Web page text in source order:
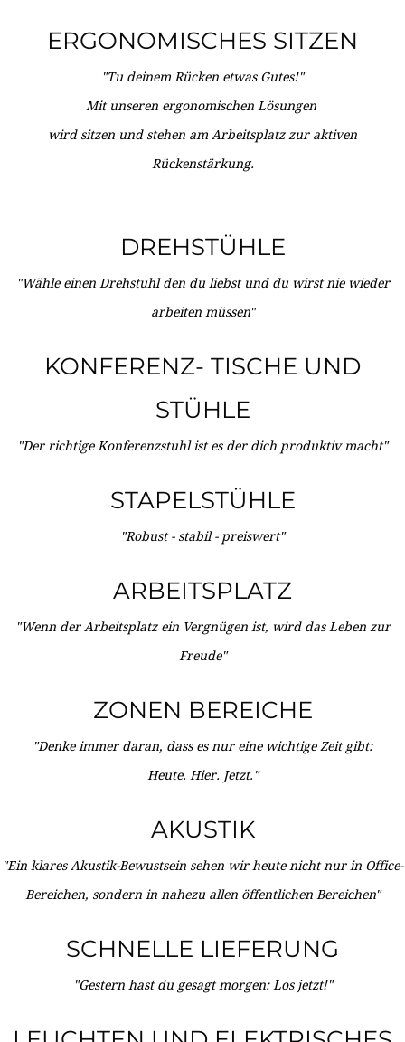
ERGONOMISCHES SITZEN
"Tu deinem Rücken etwas Gutes!"
Mit unseren ergonomischen Lösungen
wird sitzen und stehen am Arbeitsplatz zur aktiven
Rückenstärkung.
DREHSTÜHLE
"Wähle einen Drehstuhl den du liebst und du wirst nie wieder
arbeiten müssen"
KONFERENZ- TISCHE UND
STÜHLE
"Der richtige Konferenzstuhl ist es der dich produktiv macht"
STAPELSTÜHLE
"Robust - stabil - preiswert"
ARBEITSPLATZ
"Wenn der Arbeitsplatz ein Vergnügen ist, wird das Leben zur
Freude"
ZONEN BEREICHE
"Denke immer daran, dass es nur eine wichtige Zeit gibt:
Heute. Hier. Jetzt."
AKUSTIK
"Ein klares Akustik-Bewustsein sehen wir heute nicht nur in Office-
Bereichen, sondern in nahezu allen öffentlichen Bereichen"
SCHNELLE LIEFERUNG
"Gestern hast du gesagt morgen: Los jetzt!"